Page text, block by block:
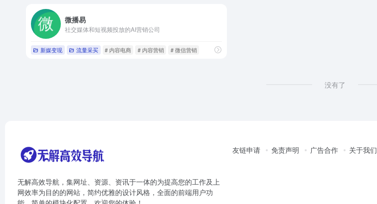
微播易
社交媒体和短视频投放的AI营销公司
新媒变现 流量采买 # 内容电商 # 内容营销 # 微信营销
没有了
无解高效导航，集网址、资源、资讯于一体的为提高您的工作及上
网效率为目的的网站，简约优雅的设计风格，全面的前端用户功
友链申请 免责声明 广告合作 关于我们